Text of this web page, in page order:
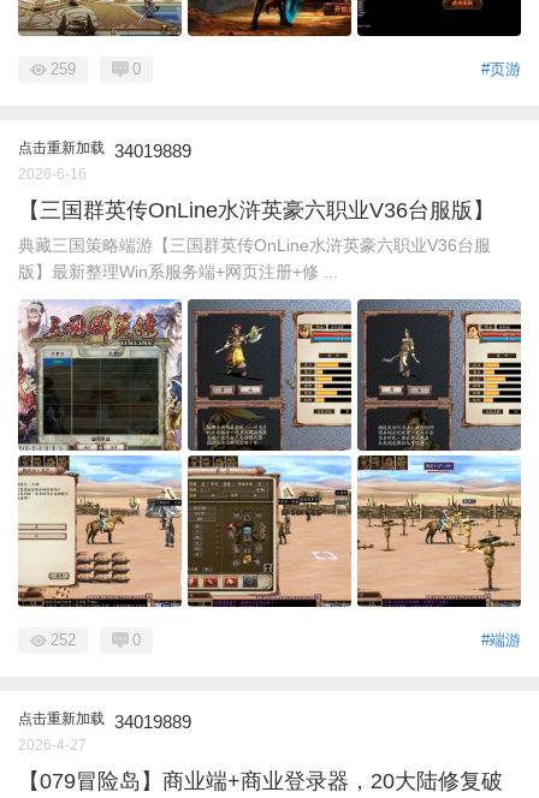
#页游
259 0
点击重新加载 34019889
2026-6-16
【三国群英传OnLine水浒英豪六职业V36台服版】
典藏三国策略端游【三国群英传OnLine水浒英豪六职业V36台服
版】最新整理Win系服务端+网页注册+修 ...
#端游
252 0
点击重新加载 34019889
2026-4-27
【079冒险岛】商业端+商业登录器，20大陆修复破